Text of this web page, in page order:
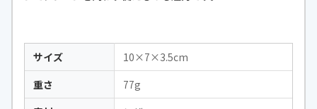
サイズ
10×7×3.5cm
重さ
77g